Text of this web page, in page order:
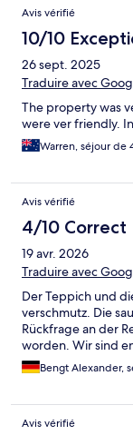
Avis vérifié
10/10
26 sept. 2025
Traduire avec
The property was
were ver friendly.
Warren, séjour de
Avis vérifié
4/10 Correct
19 avr. 2026
Traduire avec
Der Teppich und
verschmutz. Die
Rückfrage an der
worden. Wir sind
Bengt Alexander,
Avis vérifié